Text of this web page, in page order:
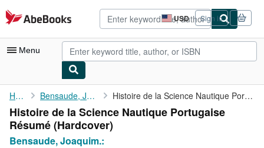
Skip to main content
AbeBooks.com USD
Site
shopping
preferences
Sign in
Menu
My Account
My Purchases
Advanced Search
Home Bensaude, Joaquim.: Histoire de la Science Nautique Portugaise Résumé
Histoire de la Science Nautique Portugaise
Résumé (Hardcover)
Bensaude, Joaquim.: